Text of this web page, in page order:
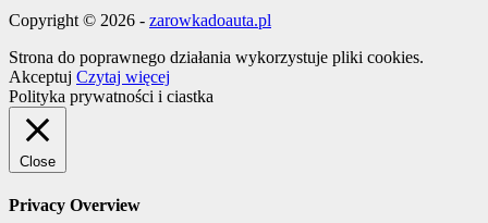
Copyright © 2026 - zarowkadoauta.pl
Strona do poprawnego działania wykorzystuje pliki cookies.
Akceptuj Czytaj więcej
Polityka prywatności i ciastka
Close
Privacy Overview